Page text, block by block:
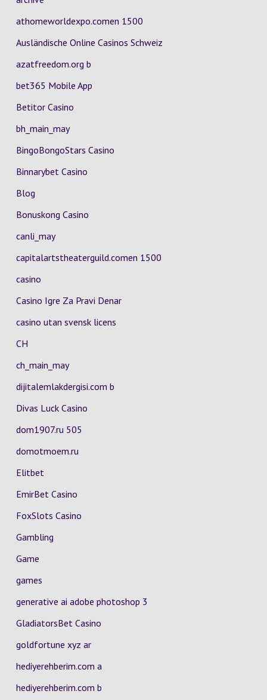
athomeworldexpo.comen 1500
Ausländische Online Casinos Schweiz
azatfreedom.org b
bet365 Mobile App
Betitor Casino
bh_main_may
BingoBongoStars Casino
Binnarybet Casino
Blog
Bonuskong Casino
canli_may
capitalartstheaterguild.comen 1500
casino
Casino Igre Za Pravi Denar
casino utan svensk licens
CH
ch_main_may
dijitalemlakdergisi.com b
Divas Luck Casino
dom1907.ru 505
domotmoem.ru
Elitbet
EmirBet Casino
FoxSlots Casino
Gambling
Game
games
generative ai adobe photoshop 3
GladiatorsBet Casino
goldfortune xyz ar
hediyerehberim.com a
hediyerehberim.com b